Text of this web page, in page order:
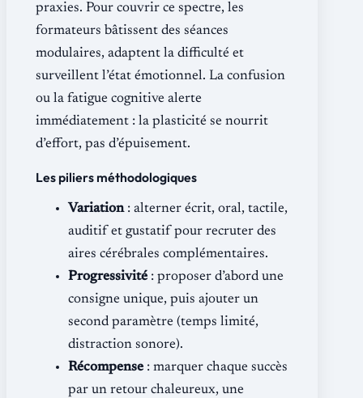
praxies. Pour couvrir ce spectre, les
formateurs bâtissent des séances
modulaires, adaptent la difficulté et
surveillent l’état émotionnel. La confusion
ou la fatigue cognitive alerte
immédiatement : la plasticité se nourrit
d’effort, pas d’épuisement.
Les piliers méthodologiques
Variation: alterner écrit, oral, tactile,
auditif et gustatif pour recruter des
aires cérébrales complémentaires.
Progressivité : proposer d’abord une
consigne unique, puis ajouter un
second paramètre (temps limité,
distraction sonore).
Récompense : marquer chaque succès
par un retour chaleureux, une